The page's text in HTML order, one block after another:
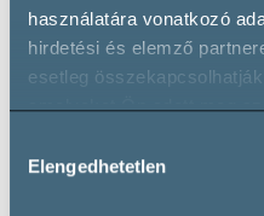
használatára vonatkozó
hirdetési és elemző
esetleg
amelyeket Ön adott meg
során.
kiválasztása
Elengedhetetlen